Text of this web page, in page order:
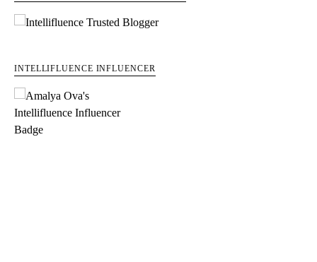
INTELLIFLUENCE INFLUENCER